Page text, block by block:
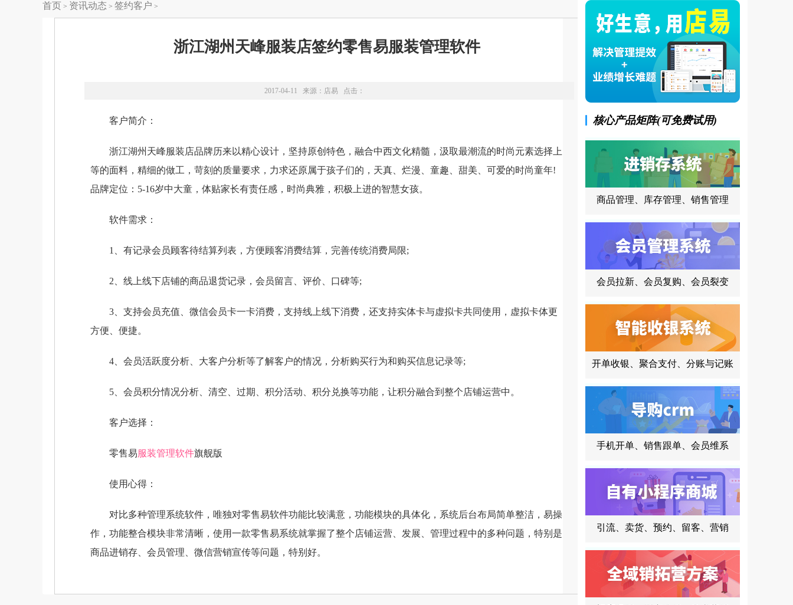
首页 > 资讯动态 > 签约客户 >
浙江湖州天峰服装店签约零售易服装管理软件
2017-04-11 来源： 店易 点击：
客户简介：
浙江湖州天峰服装店品牌历来以精心设计，坚持原创特色，融合中西文化精髓，汲取最潮流的时尚元素选择上
等的面料，精细的做工，苛刻的质量要求，力求还原属于孩子们的，天真、烂漫、童趣、甜美、可爱的时尚童年!
品牌定位：5-16岁中大童，体贴家长有责任感，时尚典雅，积极上进的智慧女孩。
软件需求：
1、有记录会员顾客待结算列表，方便顾客消费结算，完善传统消费局限;
2、线上线下店铺的商品退货记录，会员留言、评价、口碑等;
3、支持会员充值、微信会员卡一卡消费，支持线上线下消费，还支持实体卡与虚拟卡共同使用，虚拟卡体更
方便、便捷。
4、会员活跃度分析、大客户分析等了解客户的情况，分析购买行为和购买信息记录等;
5、会员积分情况分析、清空、过期、积分活动、积分兑换等功能，让积分融合到整个店铺运营中。
客户选择：
零售易服装管理软件旗舰版
使用心得：
对比多种管理系统软件，唯独对零售易软件功能比较满意，功能模块的具体化，系统后台布局简单整洁，易操
作，功能整合模块非常清晰，使用一款零售易系统就掌握了整个店铺运营、发展、管理过程中的多种问题，特别是
商品进销存、会员管理、微信营销宣传等问题，特别好。
核心产品矩阵(可免费试用)
商品管理、库存管理、销售管理
会员拉新、会员复购、会员裂变
开单收银、聚合支付、分账与记账
手机开单、销售跟单、会员维系
引流、卖货、预约、留客、营销